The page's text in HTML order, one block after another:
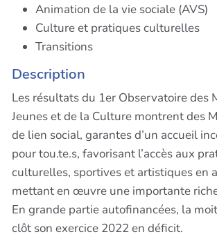
Animation de la vie sociale (AVS)
Culture et pratiques culturelles
Transitions
Description
Les résultats du 1er Observatoire des
Jeunes et de la Culture montrent des
de lien social, garantes d’un accueil
pour tou.te.s, favorisant l’accès aux
culturelles, sportives et artistiques en
mettant en œuvre une importante
En grande partie autofinancées, la
clôt son exercice 2022 en déficit.